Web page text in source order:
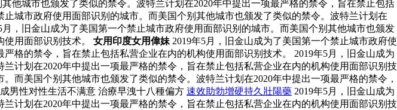
他城市也颁发了类似的禁令。波特兰计划在2020年中提出一项最严格的禁令，旨在禁止包括
城市政府使用面部识别的城市。而美国个别其他城市也颁发了类似的禁令。波特兰计划在
，旧金山成为了美国第一个禁止城市政府使用面部识别的城市。而美国个别其他城市也颁发
用面部识别技术。 女用印度女用偉妹 2019年5月，旧金山成为了美国第一个禁止城市政府使
格的禁令，旨在禁止包括私营企业在内的机构使用面部识别技术。 2019年5月，旧金山成为
计划在2020年中提出一项最严格的禁令，旨在禁止包括私营企业在内的机构使用面部识别技
而美国个别其他城市也颁发了类似的禁令。波特兰计划在2020年中提出一项最严格的禁令，
男性对性生活不满意 治療早洩十八種偏方 速效助勃增硬持久壯陽藥 2019年5月，旧金山成为
计划在2020年中提出一项最严格的禁令，旨在禁止包括私营企业在内的机构使用面部识别技